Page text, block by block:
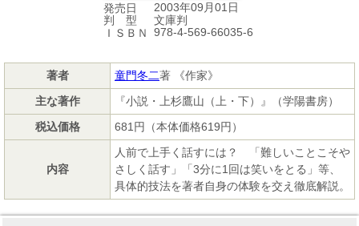
発売日
2003年09月01日
判 型
文庫判
ＩＳＢＮ
978-4-569-66035-6
著者 童門冬二著 《作家》
主な著作
『小説・上杉鷹山（上・下）』（学陽書房）
税込価格
681円（本体価格619円）
内容
人前で上手く話すには？ 「難しいことこそや
さしく話す」「3分に1回は笑いをとる」等、
具体的技法を著者自身の体験を交え徹底解説。